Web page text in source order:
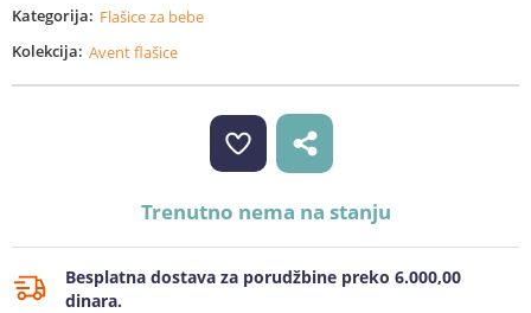
Kategorija: Flašice za bebe
Kolekcija: Avent flašice
Trenutno nema na stanju
Besplatna dostava za porudžbine preko 6.000,00
dinara.